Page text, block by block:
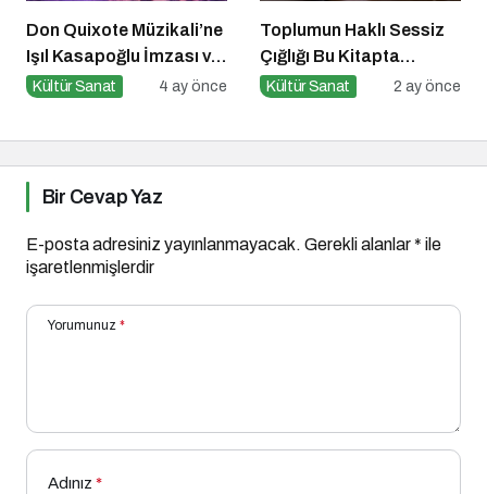
Don Quixote Müzikali’ne
Işıl Kasapoğlu İmzası ve
Büyük Ödül!
Kültür Sanat 4 ay önce
Toplumun Haklı Sessiz
Çığlığı Bu Kitapta
Toplandı
Kültür Sanat 2 ay önce
Bir Cevap Yaz
E-posta adresiniz yayınlanmayacak. Gerekli alanlar* ile
işaretlenmişlerdir
Yorumunuz *
Adınız *